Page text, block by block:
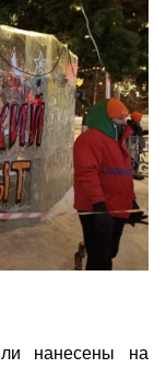
нанесены на